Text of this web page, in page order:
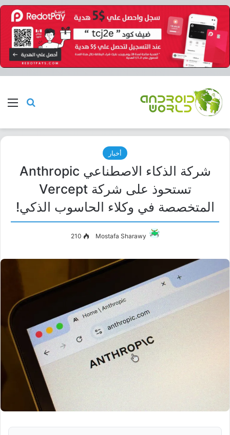
بحث
أخبار
شركة الذكاء الاصطناعي Anthropic
تستحوذ على شركة Vercept
المتخصصة في وكلاء الحاسوب الذكي!
Mostafa Sharawy
210